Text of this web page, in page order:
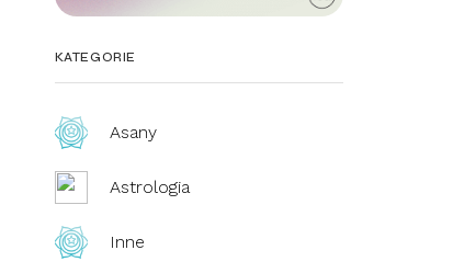
KATEGORIE
Asany
Astrologia
Inne